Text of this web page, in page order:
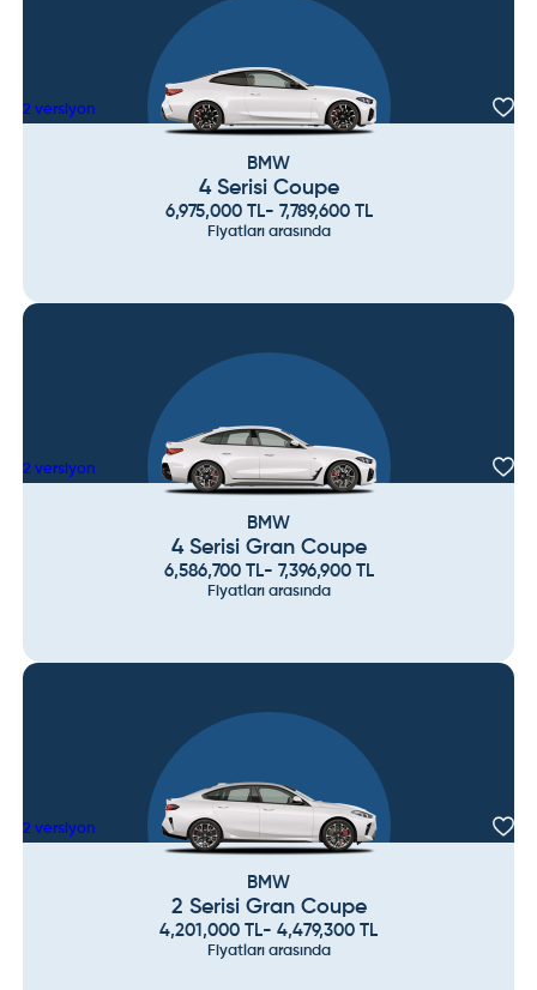
2 versiyon
BMW
4 Serisi Coupe
6,975,000TL- 7,789,600TL
Fiyatları arasında
2 versiyon
BMW
4 Serisi Gran Coupe
6,586,700TL- 7,396,900TL
Fiyatları arasında
2 versiyon
BMW
2 Serisi Gran Coupe
4,201,000 TL- 4,479,300 TL
Fiyatları arasında